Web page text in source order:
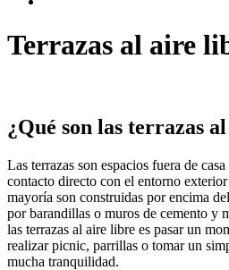
Terrazas al aire
¿Qué son las terrazas
Las terrazas son espacios fuera de
contacto directo con el entorno
mayoría son construidas por encima
por barandillas o muros de cemento y
las terrazas al aire libre es pasar un
realizar picnic, parrillas o tomar un
mucha tranquilidad.